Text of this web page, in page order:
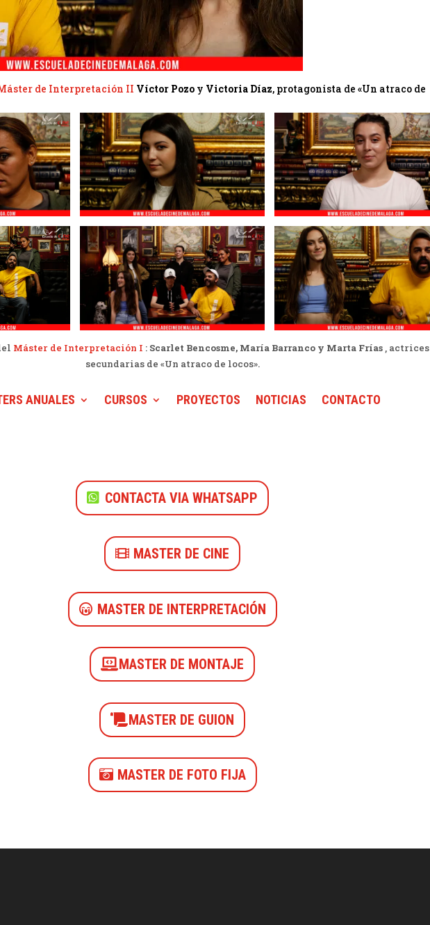
de Interpretación II Víctor Pozo y Victoria Díaz, protagonista de «Un atraco de
Máster de Interpretación I : Scarlet Bencosme, María Barranco y Marta Frías, actrices
secundarias de «Un atraco de locos».
ANUALES CURSOS PROYECTOS NOTICIAS CONTACTO
CONTACTA VIA WHATSAPP
MASTER DE CINE
MASTER DE INTERPRETACIÓN
MASTER DE MONTAJE
MASTER DE GUION
MASTER DE FOTO FIJA